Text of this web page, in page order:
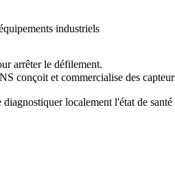
industriels
arrêter le défilement.
conçoit et commercialise des
diagnostiquer localement l'état de